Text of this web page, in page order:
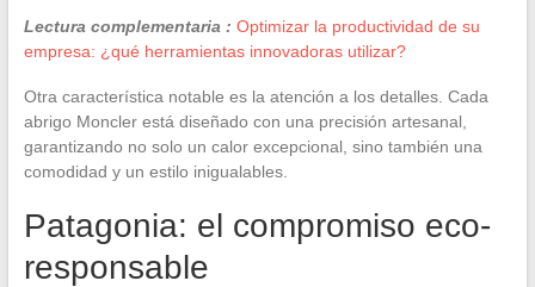
Lectura complementaria : Optimizar la productividad de su
empresa: ¿qué herramientas innovadoras utilizar?
Otra característica notable es la atención a los detalles. Cada
abrigo Moncler está diseñado con una precisión artesanal,
garantizando no solo un calor excepcional, sino también una
comodidad y un estilo inigualables.
Patagonia: el compromiso eco-
responsable